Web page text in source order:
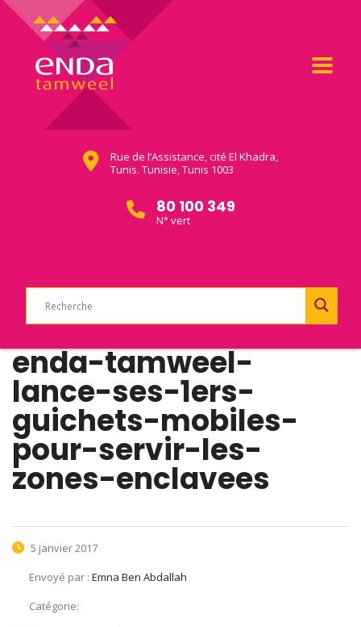
Rue de l’Assistance, cité El Khadra,
Tunis. Tunisie, Tunis 1003
80 100 349
N° vert
enda-tamweel-
lance-ses-1ers-
guichets-mobiles-
pour-servir-les-
zones-enclavees
5 janvier 2017
Envoyé par : Emna Ben Abdallah
Catégorie: